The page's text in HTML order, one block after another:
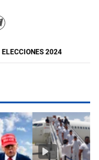
ELECCIONES 2024